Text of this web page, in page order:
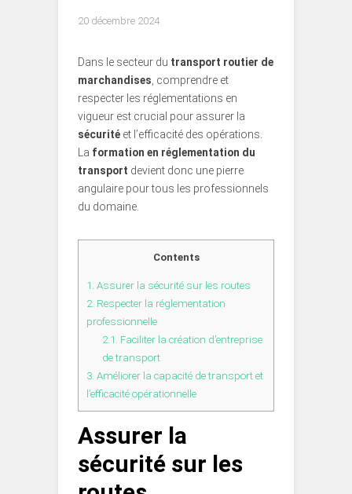
20 décembre 2024
Dans le secteur du transport routier de
marchandises , comprendre et
respecter les réglementations en
vigueur est crucial pour assurer la
sécurité et l’efficacité des opérations.
La formation en réglementation du
transport devient donc une pierre
angulaire pour tous les professionnels
du domaine.
Contents
1. Assurer la sécurité sur les routes
2. Respecter la réglementation
professionnelle
2.1. Faciliter la création d’entreprise
de transport
3. Améliorer la capacité de transport et
l’efficacité opérationnelle
Assurer la
sécurité sur les